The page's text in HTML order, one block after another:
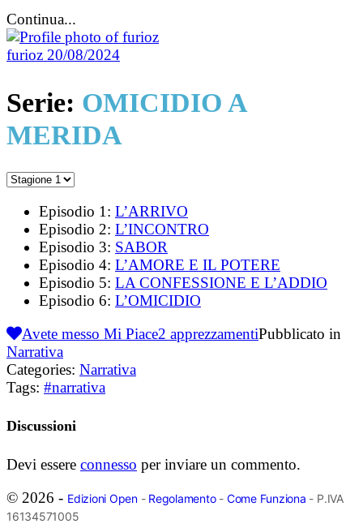
Continua...
furioz 20/08/2024
Serie: OMICIDIO A
MERIDA
Episodio 1: L’ARRIVO
Episodio 2: L’INCONTRO
Episodio 3: SABOR
Episodio 4: L’AMORE E IL POTERE
Episodio 5: LA CONFESSIONE E L’ADDIO
Episodio 6: L’OMICIDIO
Avete messo Mi Piace2 apprezzamentiPubblicato in
Narrativa
Categories: Narrativa
Tags: #narrativa
Discussioni
Devi essere connesso per inviare un commento.
© 2026 - Edizioni Open- Regolamento- Come Funziona - P.IVA
16134571005